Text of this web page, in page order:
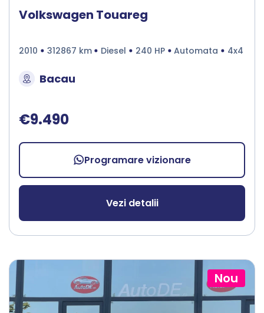
Volkswagen Touareg
2010 312867 km Diesel 240 HP Automata 4x4
Bacau
€9.490
Programare vizionare
Vezi detalii
Nou